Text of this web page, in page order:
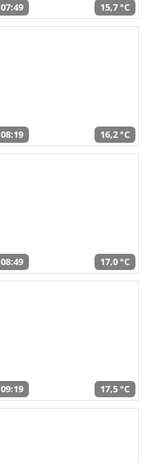
07:49 15,7 °C
08:19 16,2 °C
08:49 17,0 °C
09:19 17,5 °C